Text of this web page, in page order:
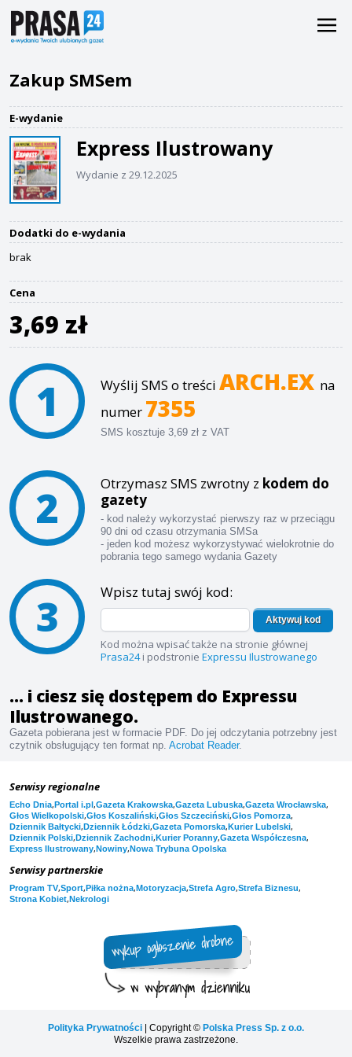
Zakup SMSem
E-wydanie
Express Ilustrowany
Wydanie z 29.12.2025
Dodatki do e-wydania
brak
Cena
3,69 zł
1 Wyślij SMS o treści ARCH.EX na
numer 7355
SMS kosztuje 3,69 zł z VAT
2 Otrzymasz SMS zwrotny z kodem do
gazety
- kod należy wykorzystać pierwszy raz w przeciągu
90 dni od czasu otrzymania SMSa
- jeden kod możesz wykorzystywać wielokrotnie do
pobrania tego samego wydania Gazety
3 Wpisz tutaj swój kod:
Aktywuj kod
Kod można wpisać także na stronie głównej
Prasa24i podstronie Expressu Ilustrowanego
... i ciesz się dostępem do Expressu
Ilustrowanego.
Gazeta pobierana jest w formacie PDF. Do jej odczytania potrzebny jest
czytnik obsługujący ten format np. Acrobat Reader.
Serwisy regionalne
Echo Dnia,Portal i.pl,Gazeta Krakowska,Gazeta Lubuska,Gazeta Wrocławska,
Głos Wielkopolski,Głos Koszaliński,Głos Szczeciński,Głos Pomorza,
Dziennik Bałtycki,Dziennik Łódzki,Gazeta Pomorska,Kurier Lubelski,
Dziennik Polski,Dziennik Zachodni,Kurier Poranny,Gazeta Współczesna,
Express Ilustrowany,Nowiny,Nowa Trybuna Opolska
Serwisy partnerskie
Program TV,Sport,Piłka nożna,Motoryzacja,Strefa Agro,Strefa Biznesu,
Strona Kobiet,Nekrologi
Polityka Prywatności | Copyright © Polska Press Sp. z o.o.
Wszelkie prawa zastrzeżone.